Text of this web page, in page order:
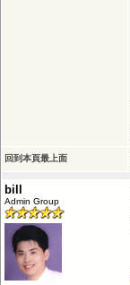
回到本頁最上面
bill
Admin Group